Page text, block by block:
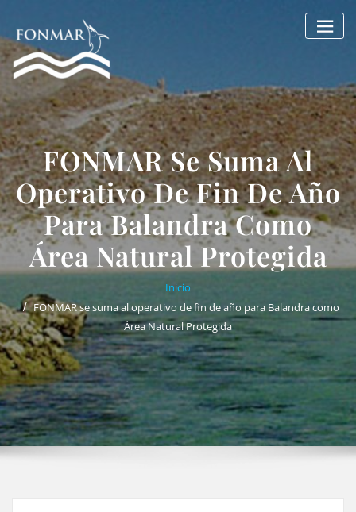
contenido
FONMAR Se Suma Al
Operativo De Fin De Año
Para Balandra Como
Área Natural Protegida
Inicio
FONMAR se suma al operativo de fin de año para Balandra como
Área Natural Protegida